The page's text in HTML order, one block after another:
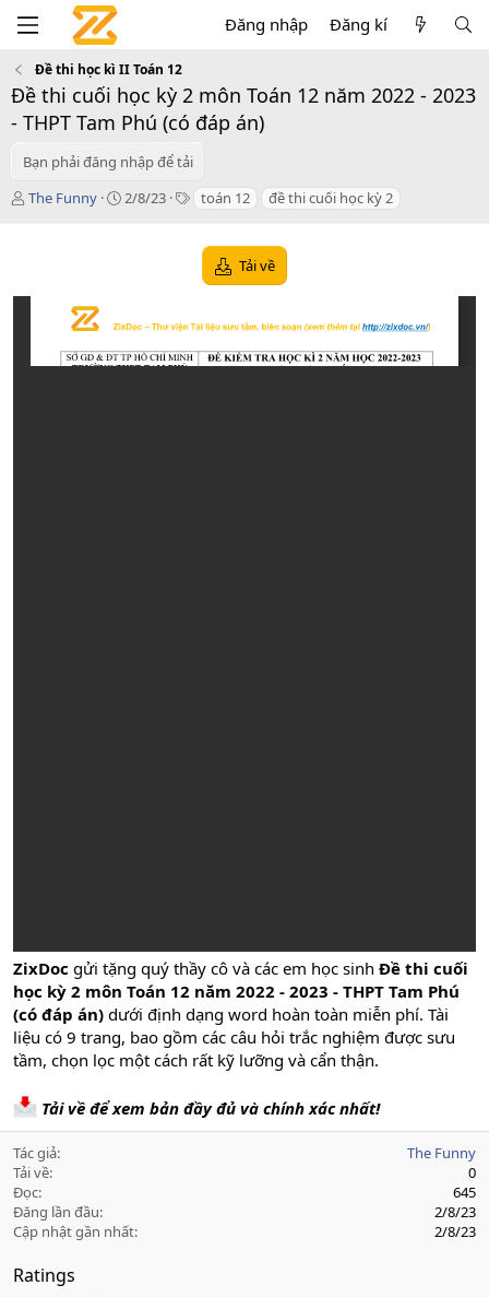
Đăng nhập Đăng kí
Đề thi học kì II Toán 12
Đề thi cuối học kỳ 2 môn Toán 12 năm 2022 - 2023
- THPT Tam Phú (có đáp án)
Bạn phải đăng nhập để tải
T
ả
The Funny
C
n
d
2/8/23
T toán 12 đề thi cuối học kỳ 2
Tải về
ZixDoc gửi tặng quý thầy cô và các em học sinh Đề thi cuối
học kỳ 2 môn Toán 12 năm 2022 - 2023 - THPT Tam Phú
(có đáp án) dưới định dạng word hoàn toàn miễn phí. Tài
liệu có 9 trang, bao gồm các câu hỏi trắc nghiệm được sưu
tầm, chọn lọc một cách rất kỹ lưỡng và cẩn thận.
Tải về để xem bản đầy đủ và chính xác nhất!
Tác giả
The Funny
Tải về
0
Đọc
645
Đăng lần đầu
2/8/23
Cập nhật gần nhất
2/8/23
Ratings